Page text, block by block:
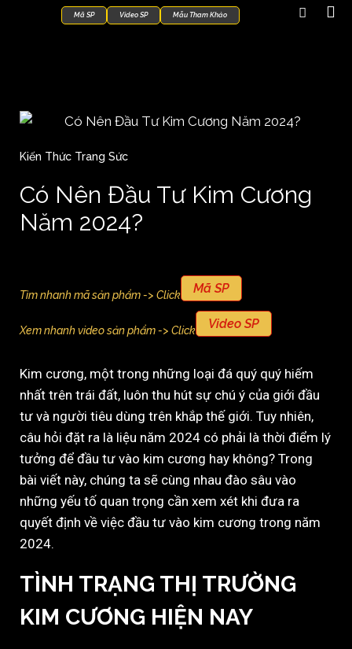
Mã SP Video SP Mẫu Tham Khảo
Kiến Thức Trang Sức
Có Nên Đầu Tư Kim Cương
Năm 2024?
Tìm nhanh mã sản phẩm -> Click Mã SP
Xem nhanh video sản phẩm -> Click Video SP
Kim cương, một trong những loại đá quý quý hiếm
nhất trên trái đất, luôn thu hút sự chú ý của giới đầu
tư và người tiêu dùng trên khắp thế giới. Tuy nhiên,
câu hỏi đặt ra là liệu năm 2024 có phải là thời điểm lý
tưởng để đầu tư vào kim cương hay không? Trong
bài viết này, chúng ta sẽ cùng nhau đào sâu vào
những yếu tố quan trọng cần xem xét khi đưa ra
quyết định về việc đầu tư vào kim cương trong năm
2024.
TÌNH TRẠNG THỊ TRƯỜNG
KIM CƯƠNG HIỆN NAY